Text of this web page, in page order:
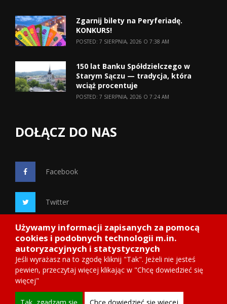
Zgarnij bilety na Peryferiadę.
KONKURS!
POSTED: 7 SIERPNIA, 2026 O 7:38 AM
150 lat Banku Spółdzielczego w
Starym Sączu — tradycja, która
wciąż procentuje
POSTED: 7 SIERPNIA, 2026 O 7:24 AM
DOŁĄCZ DO NAS
Facebook
Twitter
Google+
Copyright 2014Starosadeckie.info, wdrożenie ITnetDESIGN
Używamy informacji zapisanych za pomocą
cookies i podobnych technologii m.in.
autoryzacyjnych i statystycznych
Jeśli wyrażasz na to zgodę kliknij "Tak". Jeżeli nie jesteś
pewien, przeczytaj więcej klikając w "Chcę dowiedzieć się
więcej"